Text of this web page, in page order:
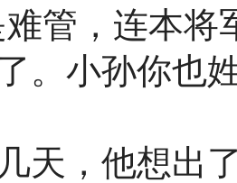
难管，连本
。小孙你也
，他想出了